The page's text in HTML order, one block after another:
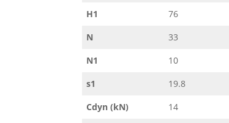
H1
76
N
33
N1
10
s1
19.8
Cdyn (kN)
14